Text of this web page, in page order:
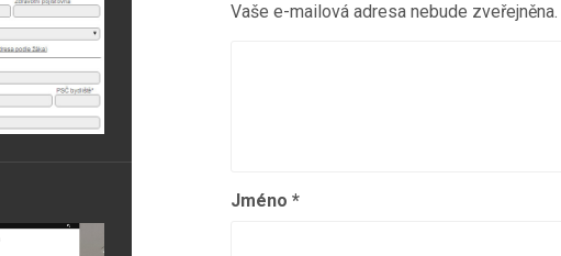
Vaše e-mailová adresa nebude zveřejněna.
Jméno *